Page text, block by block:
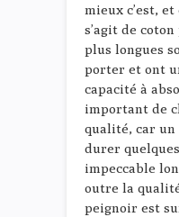
mieux c’est,
s’agit de
plus longues
porter et ont
capacité à
important de
qualité, car
durer
impeccable
outre la
peignoir est